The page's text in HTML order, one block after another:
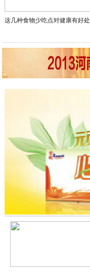
这几种食物少吃点对健康有好处